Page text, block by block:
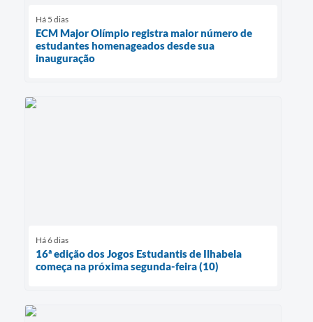
Há 5 dias
ECM Major Olímpio registra maior número de
estudantes homenageados desde sua
inauguração
Há 6 dias
16ª edição dos Jogos Estudantis de Ilhabela
começa na próxima segunda-feira (10)